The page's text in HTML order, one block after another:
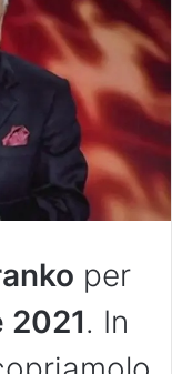
per
2021. In